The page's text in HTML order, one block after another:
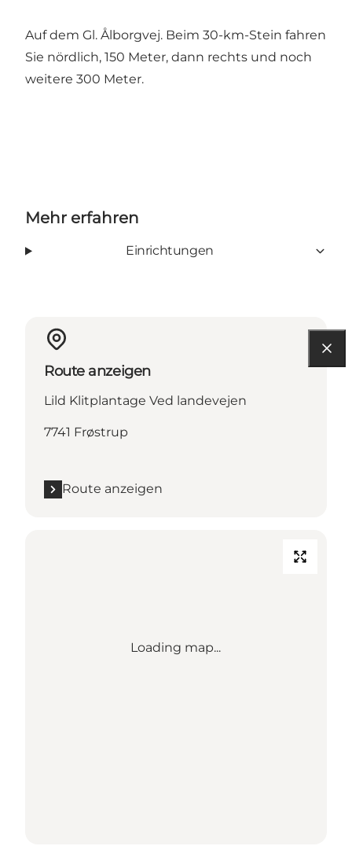
Auf dem Gl. Ålborgvej. Beim 30-km-Stein fahren
Sie nördlich, 150 Meter, dann rechts und noch
weitere 300 Meter.
Mehr erfahren
Einrichtungen
Route anzeigen
Lild Klitplantage Ved landevejen
7741 Frøstrup
Route anzeigen
Loading map...